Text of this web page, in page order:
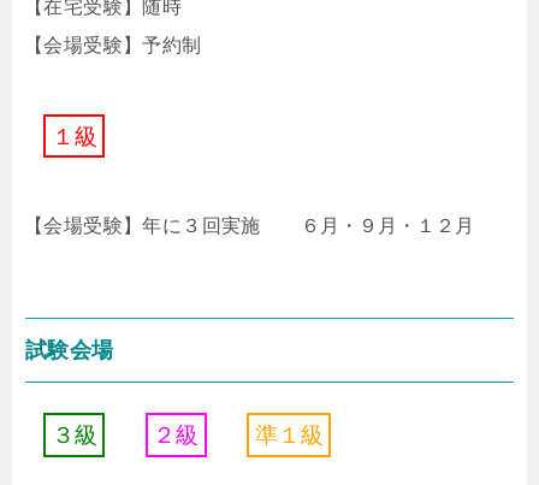
【在宅受験】随時
【会場受験】予約制
１ 級
【会場受験】年に３回実施 ６ 月 ・ ９ 月 ・ １ ２ 月
試験会場
３級 ２級 準１ 級